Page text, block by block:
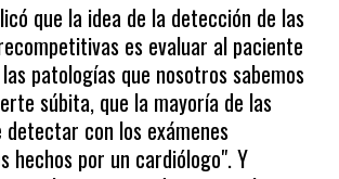
que la idea de la detección de las
es evaluar al paciente
patologías que nosotros sabemos
súbita, que la mayoría de las
detectar con los exámenes
hechos por un cardiólogo". Y